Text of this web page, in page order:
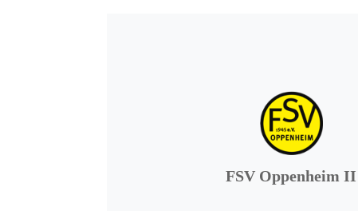
FSV Oppenheim II